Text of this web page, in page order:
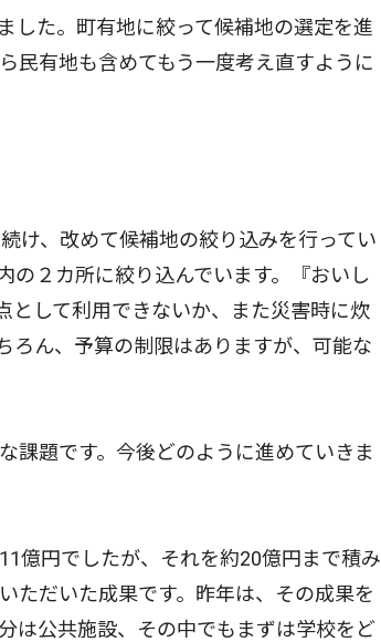
した。町有地に絞って候補地の選定を進
民有地も含めてもう一度考え直すように
け、改めて候補地の絞り込みを行ってい
の２カ所に絞り込んでいます。『おいし
として利用できないか、また災害時に炊
ろん、予算の制限はありますが、可能な
題です。今後どのように進めていきま
億円でしたが、それを約20億円まで積み
ただいた成果です。昨年は、その成果を
は公共施設、その中でもまずは学校をど